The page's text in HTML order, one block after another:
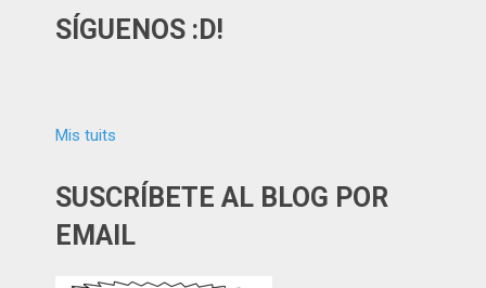
SÍGUENOS :D!
Mis tuits
SUSCRÍBETE AL BLOG POR
EMAIL